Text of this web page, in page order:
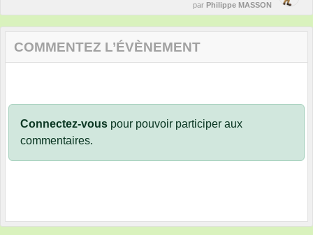
par Philippe MASSON
COMMENTEZ L’ÉVÈNEMENT
Connectez-vous pour pouvoir participer aux
commentaires.